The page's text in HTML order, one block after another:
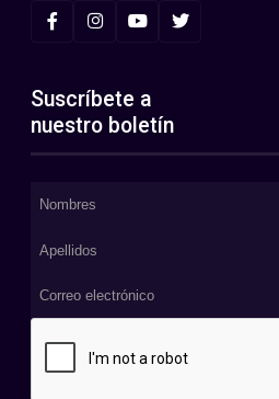
Suscríbete a
nuestro boletín